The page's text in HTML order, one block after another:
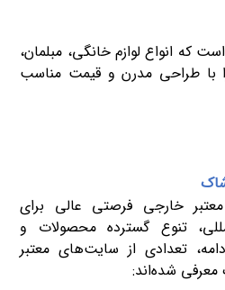
که انواع لوازم خانگی، مبلمان،
را با طراحی مدرن و قیمت مناسب
خارجی فرصتی عالی برای
تنوع گسترده محصولات و
تعدادی از سایت‌های معتبر
معرفی شده‌اند: